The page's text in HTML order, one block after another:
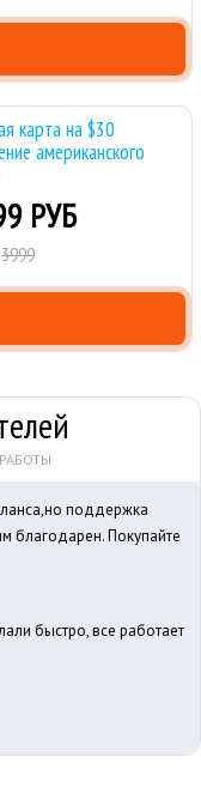
карта на $30
американского
РУБ
3999
поддержка
благодарен. Покупайте
быстро, все работает